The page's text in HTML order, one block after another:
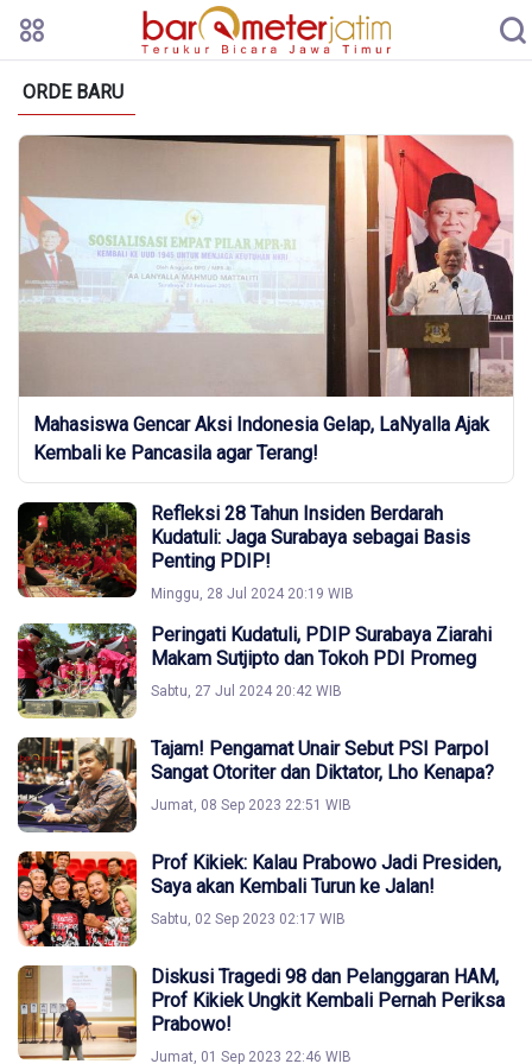
ORDE BARU
Mahasiswa Gencar Aksi Indonesia Gelap, LaNyalla Ajak
Kembali ke Pancasila agar Terang!
Refleksi 28 Tahun Insiden Berdarah
Kudatuli: Jaga Surabaya sebagai Basis
Penting PDIP!
Minggu, 28 Jul 2024 20:19 WIB
Peringati Kudatuli, PDIP Surabaya Ziarahi
Makam Sutjipto dan Tokoh PDI Promeg
Sabtu, 27 Jul 2024 20:42 WIB
Tajam! Pengamat Unair Sebut PSI Parpol
Sangat Otoriter dan Diktator, Lho Kenapa?
Jumat, 08 Sep 2023 22:51 WIB
Prof Kikiek: Kalau Prabowo Jadi Presiden,
Saya akan Kembali Turun ke Jalan!
Sabtu, 02 Sep 2023 02:17 WIB
Diskusi Tragedi 98 dan Pelanggaran HAM,
Prof Kikiek Ungkit Kembali Pernah Periksa
Prabowo!
Jumat, 01 Sep 2023 22:46 WIB